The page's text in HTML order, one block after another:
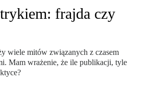
frajda czy
wiele mitów związanych z czasem
Mam wrażenie, że ile publikacji, tyle